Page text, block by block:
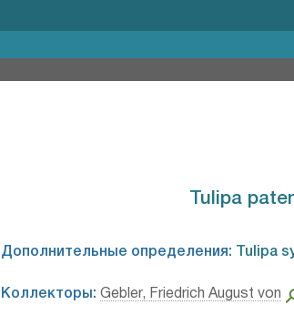
Tulipa
Дополнительные определения: Tulipa
Коллекторы: Gebler, Friedrich August von